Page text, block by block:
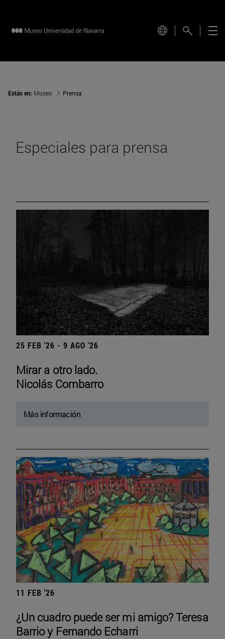
Estás en: Museo Prensa
Especiales para prensa
25 FEB '26 - 9 AGO '26
Mirar a otro lado.
Nicolás Combarro
Más información
11 FEB '26
¿Un cuadro puede ser mi amigo? Teresa
Barrio y Fernando Echarri